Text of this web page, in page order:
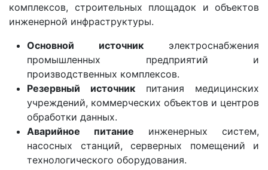
комплексов, строительных площадок и объектов
инженерной инфраструктуры.
Основной источник электроснабжения
промышленных предприятий и
производственных комплексов.
Резервный источник питания медицинских
учреждений, коммерческих объектов и центров
обработки данных.
Аварийное питание инженерных систем,
насосных станций, серверных помещений и
технологического оборудования.